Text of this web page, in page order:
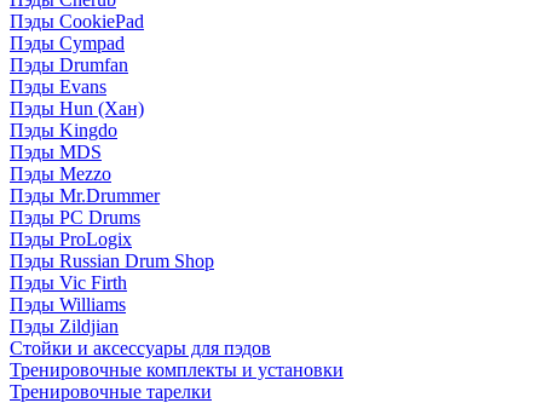
Пэды CookiePad
Пэды Cympad
Пэды Drumfan
Пэды Evans
Пэды Hun (Хан)
Пэды Kingdo
Пэды MDS
Пэды Mezzo
Пэды Mr.Drummer
Пэды PC Drums
Пэды ProLogix
Пэды Russian Drum Shop
Пэды Vic Firth
Пэды Williams
Пэды Zildjian
Стойки и аксессуары для пэдов
Тренировочные комплекты и установки
Тренировочные тарелки